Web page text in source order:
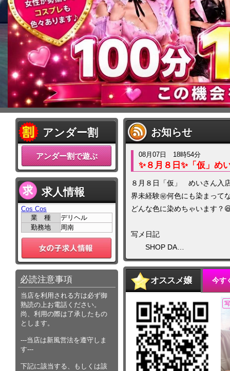
アンダー割
アンダー割で遊ぶ
求人情報
Cos Cos
業 種
デリヘル
勤務地
周南
必読注意事項
当店を利用される方は必ず御
熟読の上お電話ください。
尚、利用の際は了承したもの
とします。
---当店は新風営法を遵守しま
す---
下記に該当する、もしくは該
お知らせ
08月07日 18時54分
✨８月８日✨「仮」め
８月８日「仮」 めいさん入
界未経験㊙️何色にも染まっ
どんな色に染めちゃいます？
写メ日記
SHOP DA…
オススメ嬢 今す